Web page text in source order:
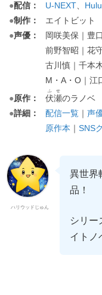
●配信： U-NEXT、 Hulu
●制作：
エイトビット
●声優：
岡咲美保｜豊
前野智昭｜花
古川慎｜千本
M・A・O｜江
●原作： 伏瀬
ふせ
のラノベ
●詳細： 配信一覧 ｜ 声
原作本 ｜ SNS
ハリウッドじゅん
異世界
品！
シリー
イト